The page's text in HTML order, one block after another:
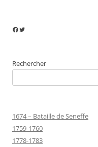
Facebook
Twitter
Rechercher
1674 – Bataille de Seneffe
1759-1760
1778-1783